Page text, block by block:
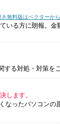
き無料版はベクターか
いる方に朗報。
る対処・対策を
します。
なったパソコンの